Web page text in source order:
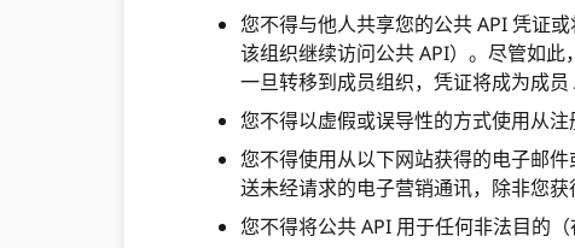
您不得与他人共享您的公共 API 凭证
该组织继续访问公共 API）。尽管如此
一旦转移到成员组织，凭证将成为成员
您不得以虚假或误导性的方式使用从注
您不得使用从以下网站获得的电子邮
送未经请求的电子营销通讯，除非您
您不得将公共 API 用于任何非法目的